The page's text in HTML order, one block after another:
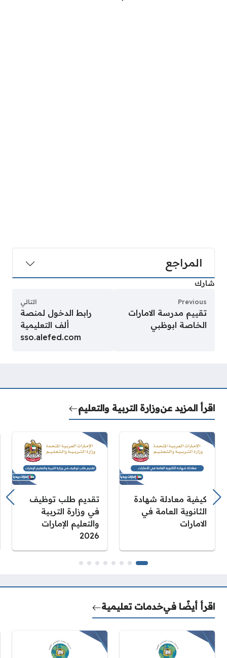
المراجع
شارك
Previous
تقييم مدرسة الامارات
الخاصة ابوظبي
التالي
رابط الدخول لمنصة
ألف التعليمية
sso.alefed.com
اقرأ المزيد عنوزارة التربية والتعليم
كيفية معادلة شهادة
الثانوية العامة في
الامارات
تقديم طلب توظيف
في وزارة التربية
والتعليم الإمارات
2026
اقرأ أيضًا فيخدمات تعليمية